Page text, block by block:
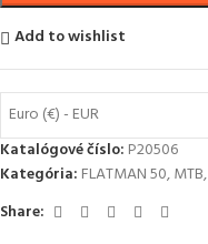
Add to wishlist
Euro (€) - EUR
Katalógové číslo: P20506
Kategória: FLATMAN 50,MTB,
Share: